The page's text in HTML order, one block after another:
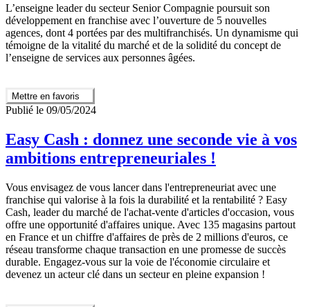
L’enseigne leader du secteur Senior Compagnie poursuit son
développement en franchise avec l’ouverture de 5 nouvelles
agences, dont 4 portées par des multifranchisés. Un dynamisme qui
témoigne de la vitalité du marché et de la solidité du concept de
l’enseigne de services aux personnes âgées.
Mettre en favoris
Publié le 09/05/2024
Easy Cash : donnez une seconde vie à vos
ambitions entrepreneuriales !
Vous envisagez de vous lancer dans l'entrepreneuriat avec une
franchise qui valorise à la fois la durabilité et la rentabilité ? Easy
Cash, leader du marché de l'achat-vente d'articles d'occasion, vous
offre une opportunité d'affaires unique. Avec 135 magasins partout
en France et un chiffre d'affaires de près de 2 millions d'euros, ce
réseau transforme chaque transaction en une promesse de succès
durable. Engagez-vous sur la voie de l'économie circulaire et
devenez un acteur clé dans un secteur en pleine expansion !